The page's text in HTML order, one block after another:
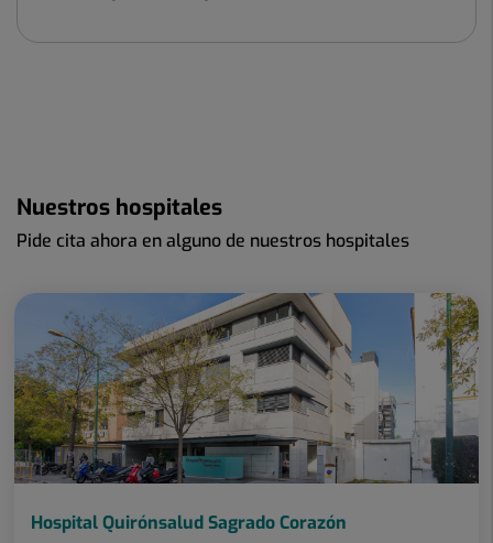
Nuestros hospitales
Pide cita ahora en alguno de nuestros hospitales
Hospital Quirónsalud Sagrado Corazón